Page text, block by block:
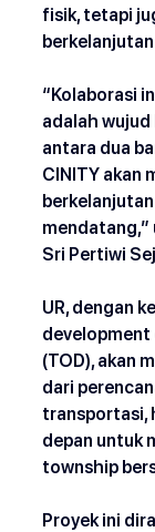
fisik, tetapi
“Kolaborasi
adalah
antara dua
CINITY akan
mendatang,”
Sri Pertiwi
UR, dengan
development
(TOD), akan
dari
transportasi,
depan untuk
township
Proyek ini